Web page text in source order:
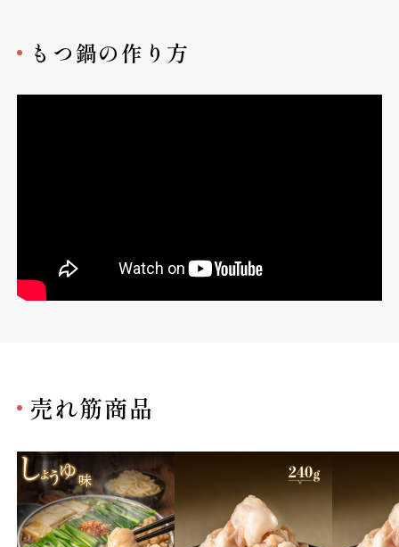
もつ鍋の作り方
売れ筋商品